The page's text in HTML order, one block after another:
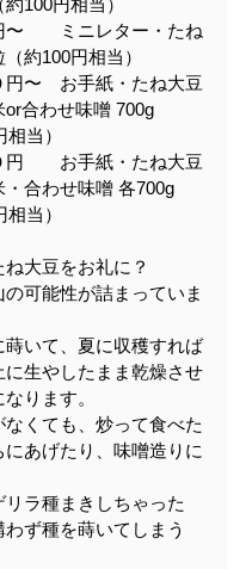
100円相当）
〜　　ミニレター・たね
約100円相当）
円〜　お手紙・たね大豆
or合わせ味噌 700g
相当）
円　　お手紙・たね大豆
・合わせ味噌 各700g
相当）
ね大豆をお礼に？
可能性が詰まっていま
蒔いて、夏に収穫すれば
に生やしたまま乾燥させ
ります。
なくても、炒って食べた
にあげたり、味噌造りに
リラ種まきしちゃった
わず種を蒔いてしまう